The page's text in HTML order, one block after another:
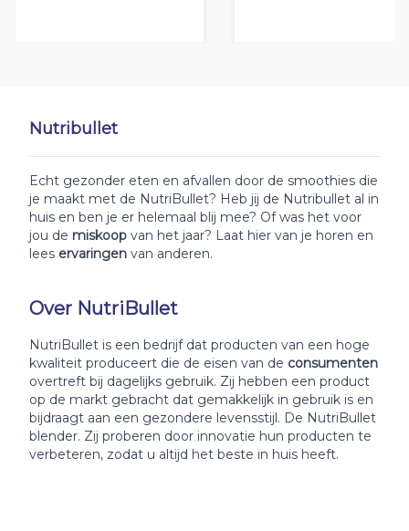
Nutribullet
Echt gezonder eten en afvallen door de smoothies die
je maakt met de NutriBullet? Heb jij de Nutribullet al in
huis en ben je er helemaal blij mee? Of was het voor
jou de miskoop van het jaar? Laat hier van je horen en
lees ervaringen van anderen.
Over NutriBullet
NutriBullet is een bedrijf dat producten van een hoge
kwaliteit produceert die de eisen van de consumenten
overtreft bij dagelijks gebruik. Zij hebben een product
op de markt gebracht dat gemakkelijk in gebruik is en
bijdraagt aan een gezondere levensstijl. De NutriBullet
blender. Zij proberen door innovatie hun producten te
verbeteren, zodat u altijd het beste in huis heeft.